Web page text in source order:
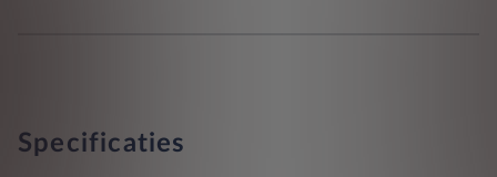
Specificaties